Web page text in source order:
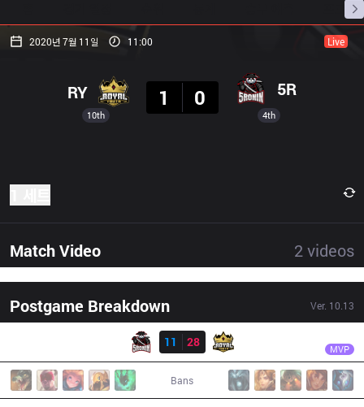
프로빌
2020년 7월 11일 11:00 Live
10th
RY
1
0 5R
4th
Match Video 2 videos
Postgame Breakdown Ver. 10.13
11
28 MVP
Bans